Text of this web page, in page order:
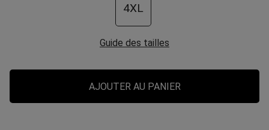
4XL
Guide des tailles
AJOUTER AU PANIER